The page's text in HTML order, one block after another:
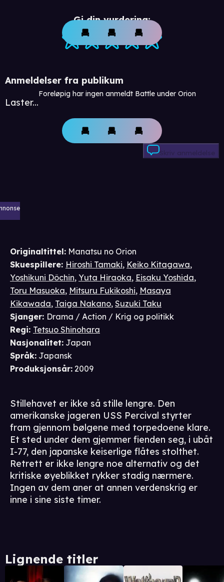
Gi din vurdering:
Anmeldelser fra publikum
Laster...
Foreløpig har ingen anmeldt Battle under Orion
Skriv anmeldelse
Originaltittel: Manatsu no Orion
Skuespillere: Hiroshi Tamaki, Keiko Kitagawa,
Yoshikuni Dôchin, Yuta Hiraoka, Eisaku Yoshida,
Toru Masuoka, Mitsuru Fukikoshi, Masaya
Kikawada, Taiga Nakano, Suzuki Taku
Sjanger: Drama / Action / Krig og politikk
Regi: Tetsuo Shinohara
Nasjonalitet: Japan
Språk: Japansk
Produksjonsår: 2009
Stillehavet er ikke så stille lengre. Den
amerikanske jageren USS Percival styrter
fram gjennom bølgene med torpedoene klare.
Et sted under dem gjemmer fienden seg, i ubåt
I-77, den japanske keiserlige flåtes stolthet.
Retrett er ikke lengre noe alternativ og det
kritiske øyeblikket rykker stadig nærmere.
Ingen av dem aner at annen verdenskrig er
inne i sine siste timer.
Lignende titler